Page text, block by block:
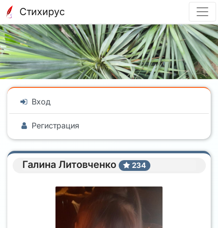
Стихирус
Вход
Регистрация
Галина Литовченко 234